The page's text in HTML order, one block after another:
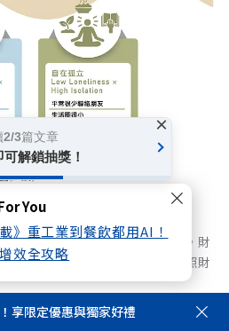
You
》重工業到餐飲都用AI！
效全攻略
擊，國人風險意識迎來黃金交叉。財
居首位，宣告台灣正式步入「長照財
享限定優惠與獨家好禮
2/3篇文章
解鎖抽獎！
×